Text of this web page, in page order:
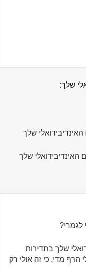
שלך:
שלך
שלך
לגמרי?
שלך בתדירות
מדי, כי זה אולי רק